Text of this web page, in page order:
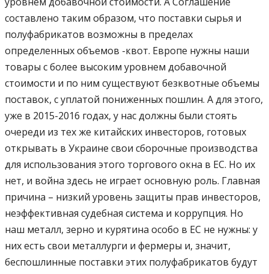
составлено таким образом, что поставки сырья и
полуфабрикатов возможны в пределах
определенных объемов -квот. Европе нужны наши
товары с более высоким уровнем добавочной
стоимости и по ним существуют безквотные объемы
поставок, с уплатой пониженных пошлин. А для этого,
уже в 2015-2016 годах, у нас должны были стоять
очереди из тех же китайских инвесторов, готовых
открывать в Украине свои сборочные производства
для использования этого торгового окна в ЕС. Но их
нет, и война здесь не играет основную роль. Главная
причина – низкий уровень защиты прав инвесторов,
неэффективная судебная система и коррупция. Но
наш металл, зерно и курятина особо в ЕС не нужны: у
них есть свои металлурги и фермеры и, значит,
беспошлинные поставки этих полуфабрикатов будут